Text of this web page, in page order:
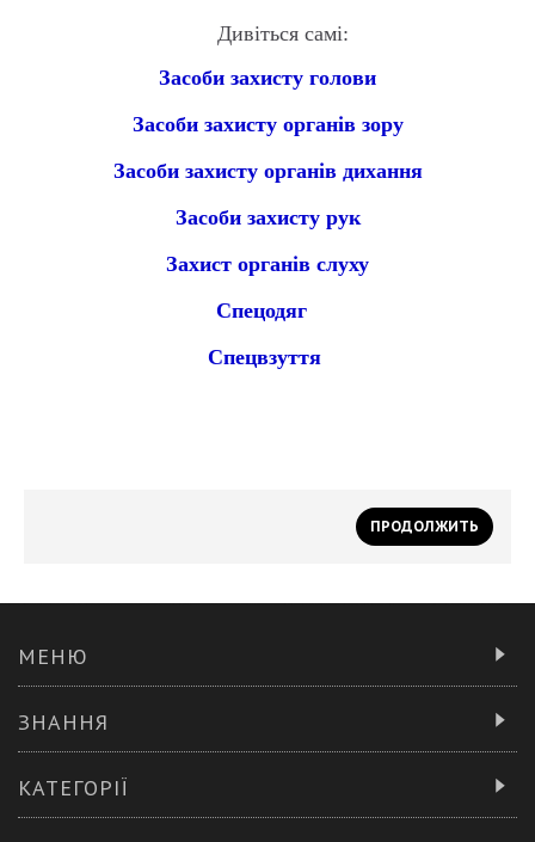
Дивіться самі:
Засоби захисту голови
Засоби захисту органів зору
Засоби захисту органів дихання
Засоби захисту рук
Захист органів слуху
Спецодяг
Спецвзуття
ПРОДОЛЖИТЬ
МЕНЮ
ЗНАННЯ
КАТЕГОРІЇ